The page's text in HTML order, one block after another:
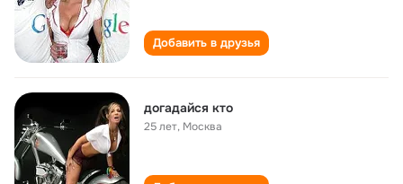
Добавить в друзья
догадайся кто
25 лет, Москва